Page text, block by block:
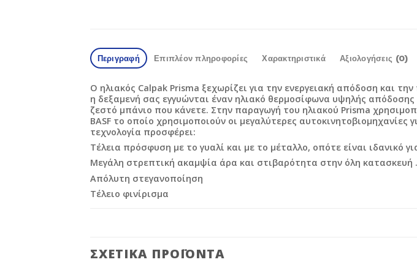
Περιγραφή Επιπλέον πληροφορίες Χαρακτηριστικά Αξιολογήσεις (0)
Ο ηλιακός Calpak Prisma ξεχωρίζει για την ενεργειακή απόδοση και
η δεξαμενή σας εγγυώνται έναν ηλιακό θερμοσίφωνα υψηλής
ζεστό μπάνιο που κάνετε. Στην παραγωγή του ηλιακού Prisma
BASF το οποίο χρησιμοποιούν οι μεγαλύτερες
τεχνολογία προσφέρει:
Τέλεια πρόσφυση με το γυαλί και με το μέταλλο, οπότε είναι ιδανικό
Μεγάλη στρεπτική ακαμψία άρα και στιβαρότητα στην όλη κατασκευή .
Απόλυτη στεγανοποίηση
Τέλειο φινίρισμα
ΣΧΕΤΙΚΆ ΠΡΟΪΌΝΤΑ